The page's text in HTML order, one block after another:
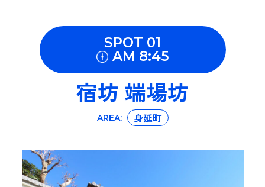
SPOT 01
AM 8:45
宿坊 端場坊
AREA: 身延町